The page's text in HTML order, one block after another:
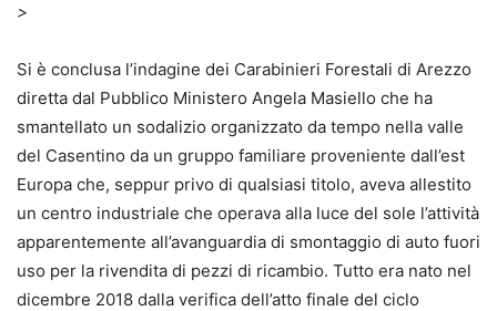
>
Si è conclusa l’indagine dei Carabinieri Forestali di Arezzo
diretta dal Pubblico Ministero Angela Masiello che ha
smantellato un sodalizio organizzato da tempo nella valle
del Casentino da un gruppo familiare proveniente dall’est
Europa che, seppur privo di qualsiasi titolo, aveva allestito
un centro industriale che operava alla luce del sole l’attività
apparentemente all’avanguardia di smontaggio di auto fuori
uso per la rivendita di pezzi di ricambio. Tutto era nato nel
dicembre 2018 dalla verifica dell’atto finale del ciclo